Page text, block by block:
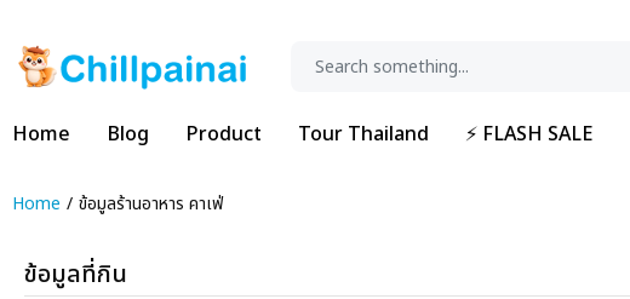
Home Blog Product Tour Thailand ⚡ FLASH SALE
Home ข้อมูลร้านอาหาร คาเฟ่
ข้อมูลที่กิน